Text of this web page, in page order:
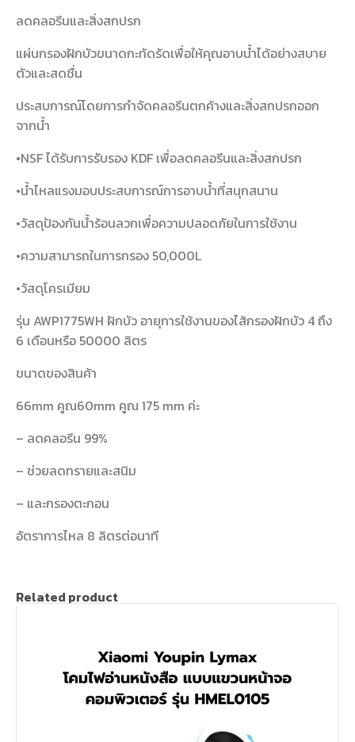
ลดคลอรีนและสิ่งสกปรก
แผ่นกรองฝักบัวขนาดกะทัดรัดเพื่อให้คุณอาบน้ำได้อย่างสบาย
ตัวและสดชื่น
ประสบการณ์โดยการกำจัดคลอรีนตกค้างและสิ่งสกปรกออก
จากน้ำ
•NSF ได้รับการรับรอง KDF เพื่อลดคลอรีนและสิ่งสกปรก
•น้ำไหลแรงมอบประสบการณ์การอาบน้ำที่สนุกสนาน
•วัสดุป้องกันน้ำร้อนลวกเพื่อความปลอดภัยในการใช้งาน
•ความสามารถในการกรอง 50,000L
•วัสดุโครเมียม
รุ่น AWP1775WH ฝักบัว อายุการใช้งานของไส้กรองฝักบัว 4 ถึง
6 เดือนหรือ 50000 ลิตร
ขนาดของสินค้า
66mm คูณ60mm คูณ 175 mm ค่ะ
– ลดคลอรีน 99%
– ช่วยลดทรายและสนิม
– และกรองตะกอน
อัตราการไหล 8 ลิตรต่อนาที
Related product